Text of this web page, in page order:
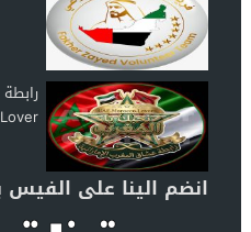
Lover
انضم الينا على